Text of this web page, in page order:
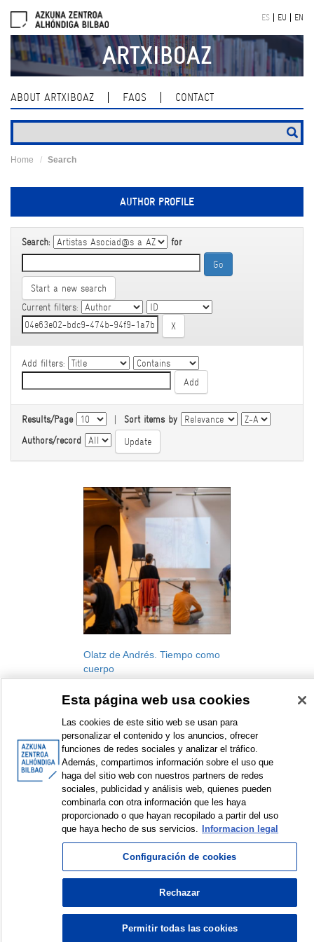
navigation
ES EU EN
ARTXIBOAZ
ABOUT ARTXIBOAZ FAQS CONTACT
Home Search
AUTHOR PROFILE
Search: for
Start a new search
Current filters:
Add filters:
Results/Page | Sort items by
Authors/record
Olatz de Andrés. Tiempo como
cuerpo
Artistic residency
2024
< Items sorted by: 1 to 1 of 1 >
© Azkuna Zentroa - Alhóndiga Bilbao
Esta página web usa cookies
Las cookies de este sitio web se usan para
personalizar el contenido y los anuncios, ofrecer
funciones de redes sociales y analizar el tráfico.
Además, compartimos información sobre el uso que
haga del sitio web con nuestros partners de redes
sociales, publicidad y análisis web, quienes pueden
combinarla con otra información que les haya
proporcionado o que hayan recopilado a partir del uso
que haya hecho de sus servicios.
Informacion legal
Configuración de cookies
Rechazar
Permitir todas las cookies